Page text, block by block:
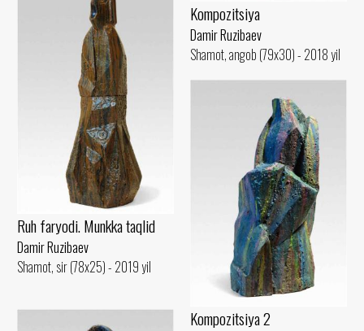
Kompozitsiya
Damir Ruzibaev
Shamot, angob (79x30) - 2018 yil
Ruh faryodi. Munkka taqlid
Damir Ruzibaev
Shamot, sir (78x25) - 2019 yil
Kompozitsiya 2